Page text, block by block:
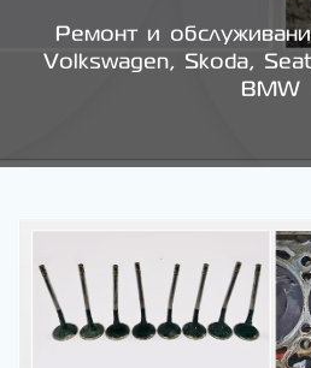
Ремонт и
Volkswagen, Skoda,
BMW